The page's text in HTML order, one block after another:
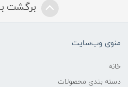
برگشت
منوی وب‌سایت
خانه
دسته بندی محصولات